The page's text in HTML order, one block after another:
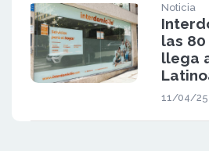
Noticia
las
llega
11/04/25